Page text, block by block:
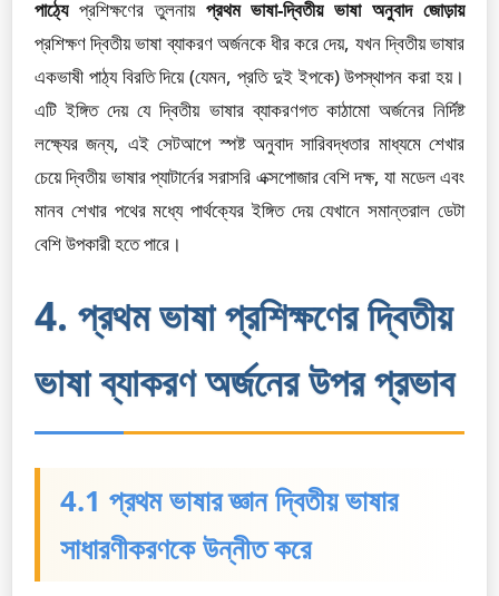
পাঠ্যেপ্রশিক্ষণের তুলনায় প্রথম ভাষা-দ্বিতীয় ভাষা অনুবাদ জোড়ায়
প্রশিক্ষণ দ্বিতীয় ভাষা ব্যাকরণ অর্জনকে ধীর করে দেয়, যখন দ্বিতীয় ভাষার
একভাষী পাঠ্য বিরতি দিয়ে (যেমন, প্রতি দুই ইপকে) উপস্থাপন করা হয়।
এটি ইঙ্গিত দেয় যে দ্বিতীয় ভাষার ব্যাকরণগত কাঠামো অর্জনের নির্দিষ্ট
লক্ষ্যের জন্য, এই সেটআপে স্পষ্ট অনুবাদ সারিবদ্ধতার মাধ্যমে শেখার
চেয়ে দ্বিতীয় ভাষার প্যাটার্নের সরাসরি এক্সপোজার বেশি দক্ষ, যা মডেল এবং
মানব শেখার পথের মধ্যে পার্থক্যের ইঙ্গিত দেয় যেখানে সমান্তরাল ডেটা
বেশি উপকারী হতে পারে।
4. প্রথম ভাষা প্রশিক্ষণের দ্বিতীয়
ভাষা ব্যাকরণ অর্জনের উপর প্রভাব
4.1 প্রথম ভাষার জ্ঞান দ্বিতীয় ভাষার
সাধারণীকরণকে উন্নীত করে